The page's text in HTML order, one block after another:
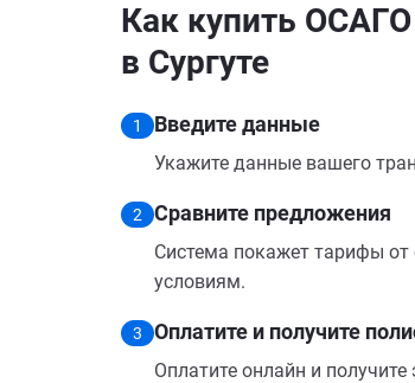
Как купить
в Сургуте
1 Введите данные
Укажите данные вашего
2 Сравните предложения
Система покажет тарифы
условиям.
3 Оплатите и получите
Оплатите онлайн и